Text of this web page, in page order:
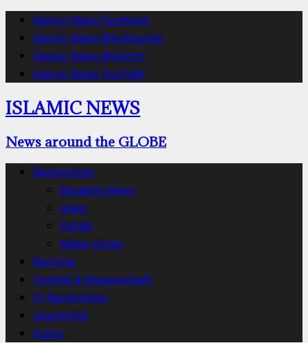
Islamic News Facebook
Islamic News @Instagram
Islamic News #twitter
Islamic News YouTube
ISLAMIC NEWS
News around the GLOBE
Nachrichten
Breaking News
Islam
Politik
Naher Osten
Berichte
Technik & Wissenschaft
IT-Nachrichten
Geschichte
Kultur